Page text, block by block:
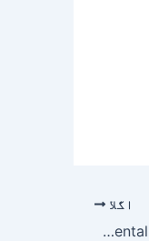
اگلا
Avicenna Medical & Dental College Lahore Jobs 2019